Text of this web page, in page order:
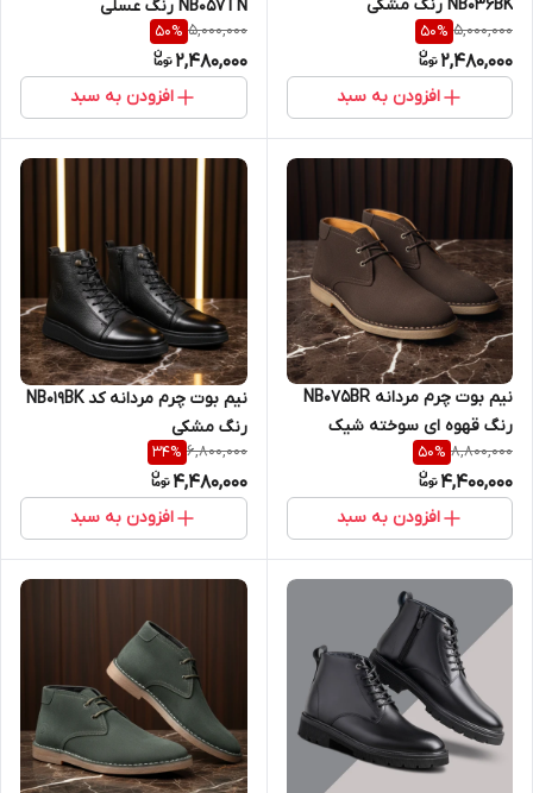
NB036BK رنگ مشکی
5,000,000
50%
2,480,000
افزودن به سبد
NB057TN رنگ عسلی
5,000,000
50%
2,480,000
افزودن به سبد
نیم بوت چرم مردانه NB075BR
رنگ قهوه ای سوخته شیک
8,800,000
50%
4,400,000
افزودن به سبد
نیم بوت چرم مردانه کد NB019BK
رنگ مشکی
6,800,000
34%
4,480,000
افزودن به سبد